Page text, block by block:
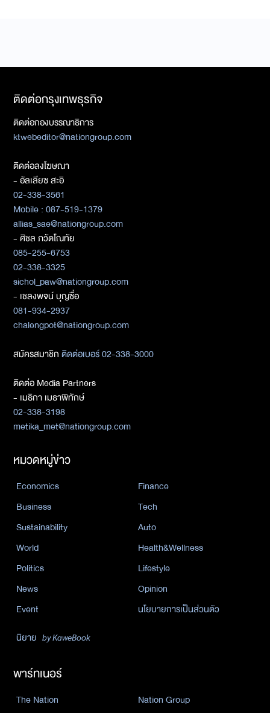
ติดต่อกรุงเทพธุรกิจ
ติดต่อกองบรรณาธิการ
ktwebeditor@nationgroup.com
ติดต่อลงโฆษณา
- อัลเลียซ สะอิ
02-338-3561
Mobile : 087-519-1379
allias_sae@nationgroup.com
- ศิชล ภวัตโณทัย
085-255-6753
02-338-3325
sichol_paw@nationgroup.com
- เชลงพจน์ บุญซื่อ
081-934-2937
chalengpot@nationgroup.com
สมัครสมาชิกติดต่อเบอร์ 02-338-3000
ติดต่อ Media Partners
- เมธิกา เมธาพิทักษ์
02-338-3198
metika_met@nationgroup.com
หมวดหมู่ข่าว
Economics
Finance
Business
Tech
Sustainability
Auto
World
Health&Wellness
Politics
Lifestyle
News
Opinion
Event
นโยบายการเป็นส่วนตัว
นิยาย by KaweBook
พาร์ทเนอร์
The Nation
Nation Group